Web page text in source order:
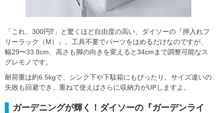
「これ、300円⁉︎」と驚くほど自由度の高い、ダイソーの『押入れフ
リーラック（M）』。工具不要でパーツをはめるだけなのですが、
幅29〜33.8cm、高さも脚の向きを変えると34cmまで調整可能なス
グレモノです。
耐荷重は約6.5kgで、シンク下や下駄箱にもぴったり。サイズ違いの
失敗も回避でき、重ねて使えばさらに収納力がUPしますよ。
ガーデニングが輝く！ダイソーの『ガーデンライ